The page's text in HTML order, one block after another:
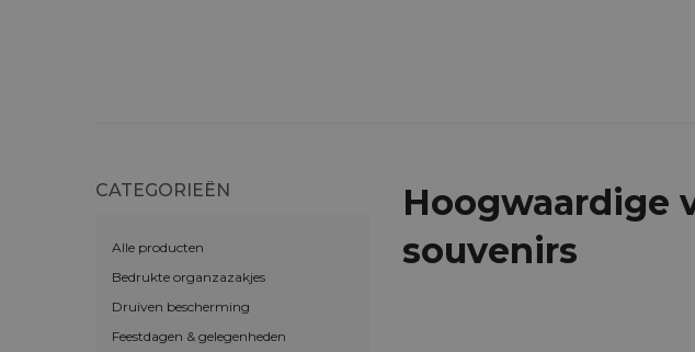
Hoogwaardige
souvenirs
CATEGORIEËN
Alle producten
Bedrukte organzazakjes
Druiven bescherming
Feestdagen & gelegenheden